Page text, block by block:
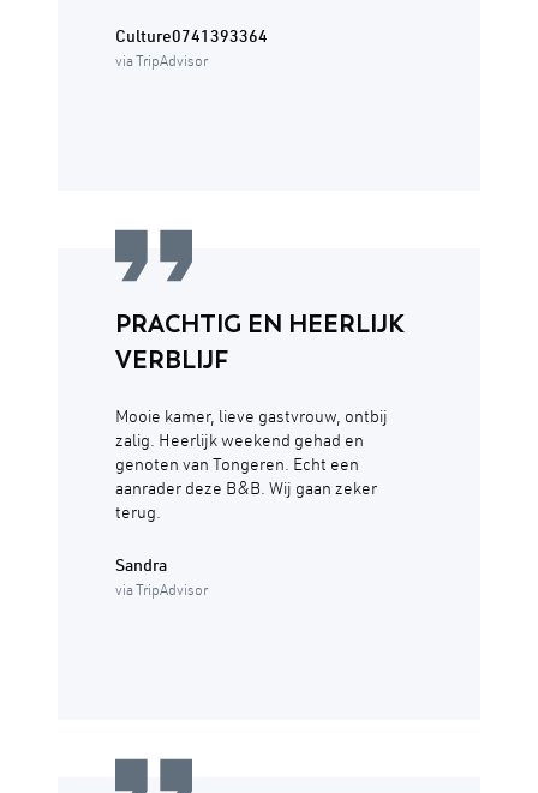
Culture0741393364
via TripAdvisor
PRACHTIG EN HEERLIJK
VERBLIJF
Mooie kamer, lieve gastvrouw, ontbij
zalig. Heerlijk weekend gehad en
genoten van Tongeren. Echt een
aanrader deze B&B. Wij gaan zeker
terug.
Sandra
via TripAdvisor